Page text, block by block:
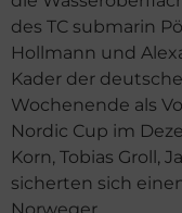
des TC submarin
Hollmann und
Kader der
Wochenende als
Nordic Cup im
Korn, Tobias Groll,
sicherten sich